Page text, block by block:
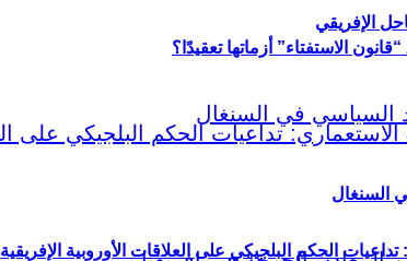
الإفريقي
الحكم البلجيكي على العلاقات الأوروبية الإفريقية
الاستفتاء” أزماتها تعقيدًا؟
السنغال